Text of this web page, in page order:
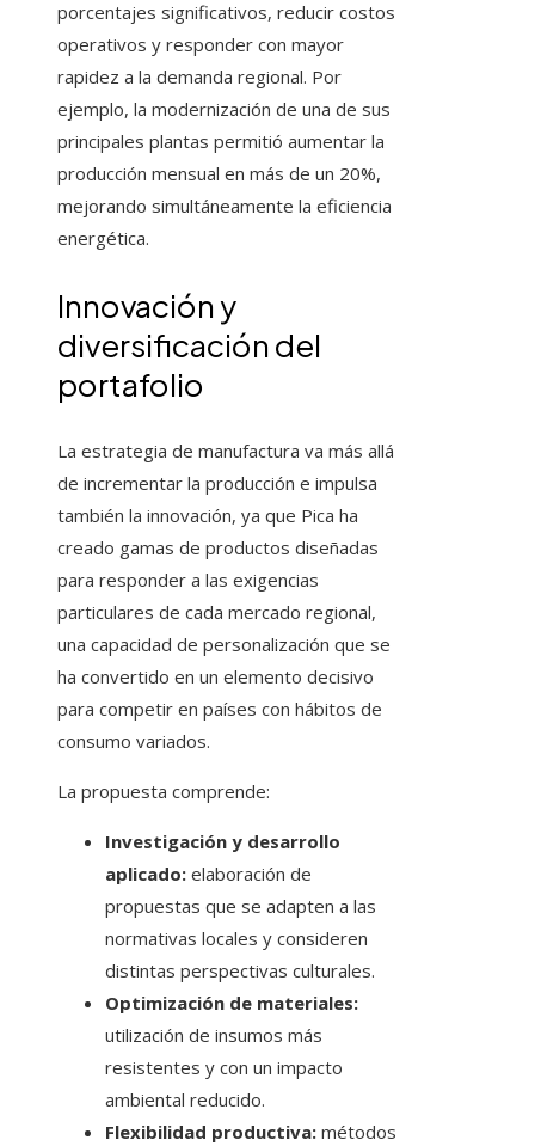
porcentajes significativos, reducir costos
operativos y responder con mayor
rapidez a la demanda regional. Por
ejemplo, la modernización de una de sus
principales plantas permitió aumentar la
producción mensual en más de un 20%,
mejorando simultáneamente la eficiencia
energética.
Innovación y
diversificación del
portafolio
La estrategia de manufactura va más allá
de incrementar la producción e impulsa
también la innovación, ya que Pica ha
creado gamas de productos diseñadas
para responder a las exigencias
particulares de cada mercado regional,
una capacidad de personalización que se
ha convertido en un elemento decisivo
para competir en países con hábitos de
consumo variados.
La propuesta comprende:
Investigación y desarrollo
aplicado: elaboración de
propuestas que se adapten a las
normativas locales y consideren
distintas perspectivas culturales.
Optimización de materiales:
utilización de insumos más
resistentes y con un impacto
ambiental reducido.
Flexibilidad productiva: métodos